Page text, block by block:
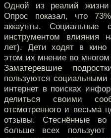
Одной из реалий жизни
Опрос показал, что
аккаунты. Социальные
инструментом влияния
лет). Дети ходят в
этом их мнение во
Заматеревшие
пользуются
интернет в поисках
делиться своими
отсмотренного и весьма
отзывы. Стеснённые во
больше всех пользуют